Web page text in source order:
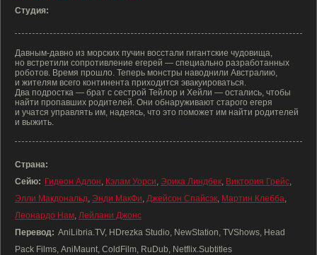
Студия:
Давным-давно из морских пучин восстали гигантские чудовища,
но встретили сопротивление егерей — специально разработанных
роботов. Время прошло. Теперь монстры наводнили Австралию,
и жителям всего континента приходится эвакуироваться.
Два подростка — брат с сестрой Тейлор и Хейли — остались, чтобы
найти пропавших родителей. Они обнаруживают старого егеря
и учатся управлять им, надеясь, что это поможет им найти родителей
и выжить.
Страна:
Сейю: Гидеон Адлон, Кэлам Уорси, Эрика Линдбек, Виктория Грейс,
Элли Макдональд, Энди МакФи, Джейсон Спайсэк, Мартин Клебба,
Леонардо Нам, Лейлани Джонс
Перевод: AniLibria.TV, HDrezka Studio, NewStation, TVShows, Head
Pack Films, AniMaunt, ColdFilm, RuDub, Netflix.Subtitles